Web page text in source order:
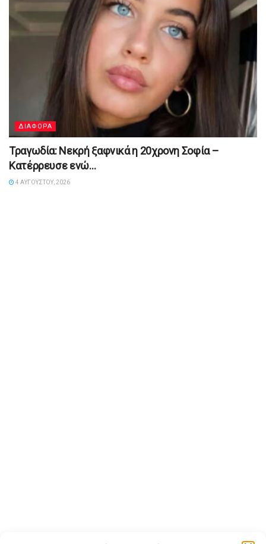
ΔΙΑΦΟΡΑ
Τραγωδία: Νεκρή ξαφνικά η 20χρονη Σοφία –
Κατέρρευσε ενώ…
4 ΑΥΓΟΎΣΤΟΥ, 2026